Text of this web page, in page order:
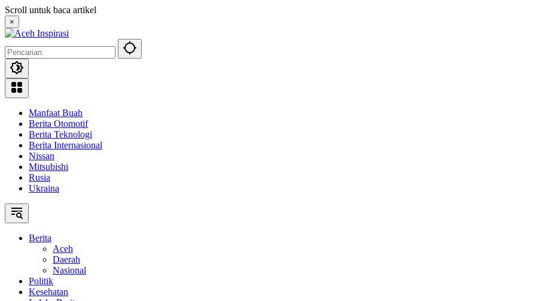
Langsung
ke
konten
Scroll untuk baca artikel
×
Manfaat Buah
Berita Otomotif
Berita Teknologi
Berita Internasional
Nissan
Mitsubishi
Rusia
Ukraina
Berita
Aceh
Daerah
Nasional
Politik
Kesehatan